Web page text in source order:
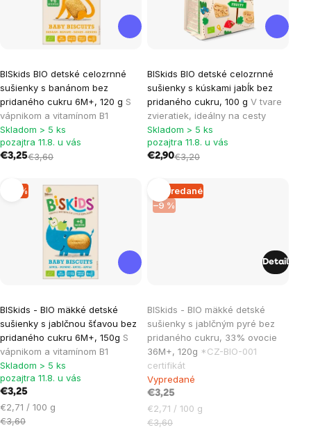
BISkids BIO detské celozrnné
sušienky s banánom bez
pridaného cukru 6M+, 120 g S
vápnikom a vitamínom B1
Skladom > 5 ks
pozajtra 11.8. u vás
€3,25€3,60
BISkids BIO detské celozrnné
sušienky s kúskami jabĺk bez
pridaného cukru, 100 g V tvare
zvieratiek, ideálny na cesty
Skladom > 5 ks
pozajtra 11.8. u vás
€2,90€3,20
–9 %
BISkids - BIO mäkké detské
sušienky s jablčnou šťavou bez
pridaného cukru 6M+, 150g S
vápnikom a vitamínom B1
Skladom > 5 ks
pozajtra 11.8. u vás
€3,25
Jednotková
cena:
€2,71 / 100 g
€3,60
Vypredané
–9 %
BISkids - BIO mäkké detské
sušienky s jablčným pyré bez
pridaného cukru, 33% ovocie
36M+, 120g *CZ-BIO-001
certifikát
Vypredané
€3,25
Jednotková
cena:
€2,71 / 100 g
€3,60
Detail